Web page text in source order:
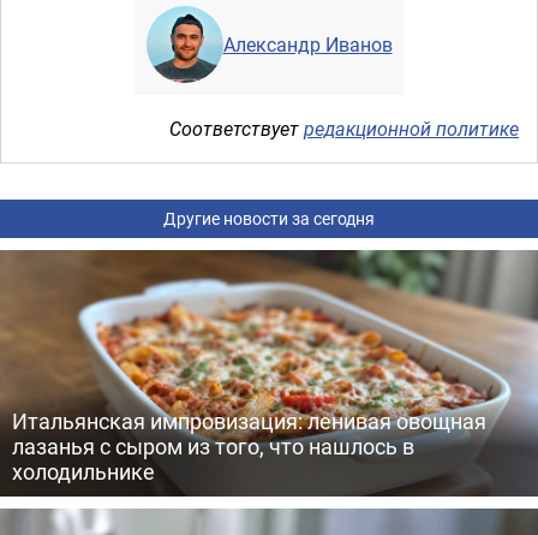
Александр Иванов
Соответствуетредакционной политике
Другие новости за сегодня
Итальянская импровизация: ленивая овощная
лазанья с сыром из того, что нашлось в
холодильнике